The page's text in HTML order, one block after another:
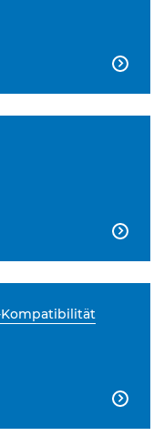


Kompatibilität
